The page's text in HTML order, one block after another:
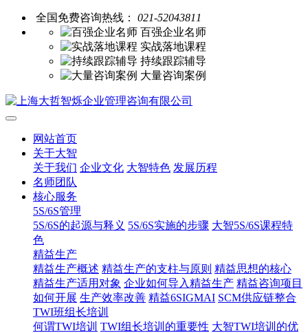
全国免费咨询热线：
021-52043811
百强企业名师
实战落地课程
持续跟踪辅导
大量咨询案例
网站首页
关于大智
关于我们 企业文化 大智特色 发展历程
名师团队
核心服务
5S/6S管理
5S/6S的起源与释义 5S/6S实施的步骤 大智5S/6S课程特
色
精益生产
精益生产概述 精益生产的支柱与原则 精益思想的核心
精益生产适用对象 企业如何导入精益生产 精益咨询项目
如何开展 生产效率改善 精益6SIGMAI SCM供应链整合
TWI班组长培训
何谓TWI培训 TWI组长培训的重要性 大智TWI培训的优